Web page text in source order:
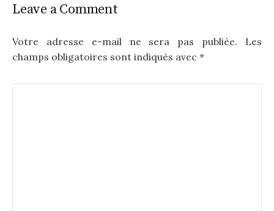
Leave a Comment
Votre adresse e-mail ne sera pas publiée.
Les
champs obligatoires sont indiqués avec *